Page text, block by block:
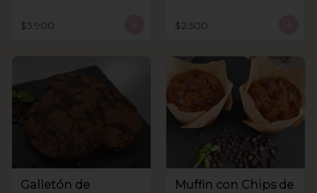
$3.900 $2.500
Galletón de
Muffin con Chips de